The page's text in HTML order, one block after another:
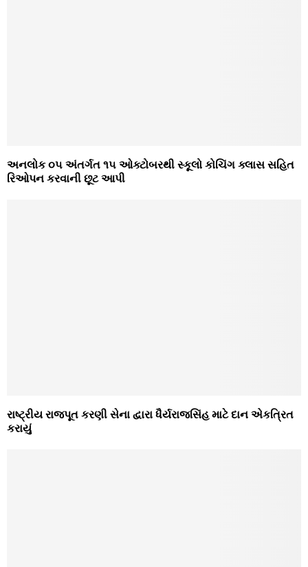
અનલોક ૦૫ અંતર્ગત ૧૫ ઓક્ટોબરથી સ્કૂલો કોચિંગ ક્લાસ સહિત
રિઓપન કરવાની છૂટ આપી
રાષ્ટ્રીય રાજપૂત કરણી સેના દ્વારા ધૈર્યરાજસિંહ માટે દાન એકત્રિત
કરાયું